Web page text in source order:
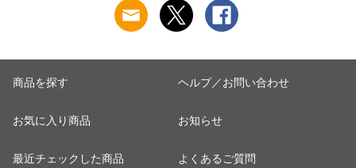
しゃれ ） 【アッシ
ュ】
商品を探す
お気に入り商品
最近チェックした商品
ヘルプ／お問い合わせ
お知らせ
よくあるご質問